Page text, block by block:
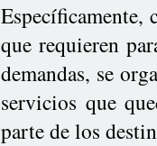
Específicamente,
que requieren
demandas, se
servicios que
parte de los